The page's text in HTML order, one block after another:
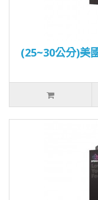
(25~30公分)美